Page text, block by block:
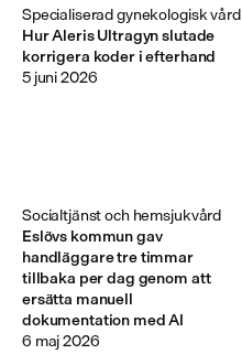
Hur Aleris Ultragyn slutade
korrigera koder i efterhand
Specialiserad gynekologisk vård
5 juni 2026
Eslövs kommun gav
handläggare tre timmar
tillbaka per dag genom att
ersätta manuell
dokumentation med AI
Socialtjänst och hemsjukvård
6 maj 2026